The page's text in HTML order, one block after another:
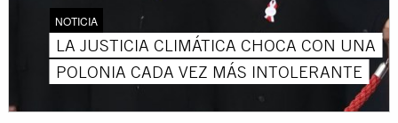
NOTICIA
LA JUSTICIA CLIMÁTICA CHOCA CON UNA
POLONIA CADA VEZ MÁS INTOLERANTE